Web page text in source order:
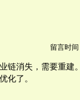
留言时间
链消失，需要重建
化了。